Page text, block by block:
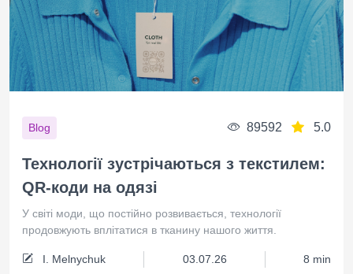
Blog 89592 5.0
Технології зустрічаються з текстилем:
QR-коди на одязі
У світі моди, що постійно розвивається, технології
продовжують вплітатися в тканину нашого життя.
I. Melnychuk 03.07.26 8 min